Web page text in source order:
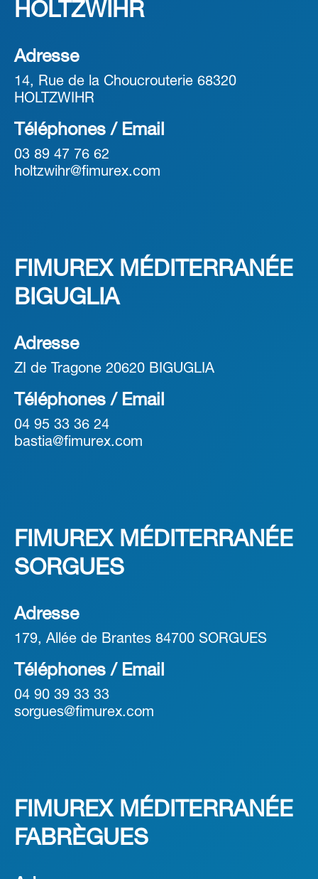
HOLTZWIHR
Adresse
14, Rue de la Choucrouterie 68320
HOLTZWIHR
Téléphones / Email
03 89 47 76 62
holtzwihr@fimurex.com
FIMUREX MÉDITERRANÉE
BIGUGLIA
Adresse
ZI de Tragone 20620 BIGUGLIA
Téléphones / Email
04 95 33 36 24
bastia@fimurex.com
FIMUREX MÉDITERRANÉE
SORGUES
Adresse
179, Allée de Brantes 84700 SORGUES
Téléphones / Email
04 90 39 33 33
sorgues@fimurex.com
FIMUREX MÉDITERRANÉE
FABRÈGUES